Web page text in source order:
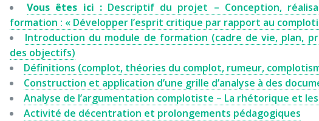
Vous êtes ici :Descriptif du projet – Conception,
formation : « Développer l’esprit critique par rapport au
Introduction du module de formation (cadre de vie, plan,
des objectifs)
Définitions (complot, théories du complot, rumeur,
Construction et application d’une grille d’analyse à des
Analyse de l’argumentation complotiste – La rhétorique et
Activité de décentration et prolongements pédagogiques